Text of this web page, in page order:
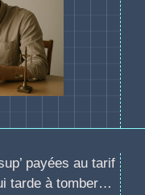
payées au tarif
tarde à tomber…